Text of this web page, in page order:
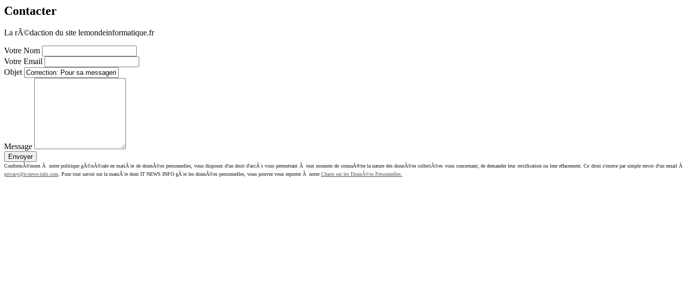
Contacter
La rÃ©daction du site lemondeinformatique.fr
Votre Nom
Votre Email
Objet
Message
ConformÃ©ment Ã notre politique gÃ©nÃ©rale en matiÃ¨re de donnÃ©es personnelles, vous disposez d'un droit d'accÃ¨s vous permettant Ã tout moment de connaÃ®tre la nature des donnÃ©es collectÃ©es vous concernant, de demander leur rectification ou leur effacement. Ce droit s'exerce par simple envoi d'un email Ã
privacy@it-news-info.com . Pour tout savoir sur la maniÃ¨re dont IT NEWS INFO gÃ¨re les donnÃ©es personnelles, vous pouvez vous reporter Ã notre Charte sur les DonnÃ©es Personnelles.